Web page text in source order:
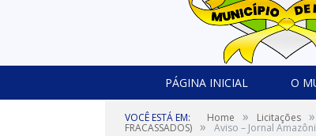
PÁGINA INICIAL O
VOCÊ ESTÁ EM: Home » Licitações »
FRACASSADOS) » Aviso – Jornal